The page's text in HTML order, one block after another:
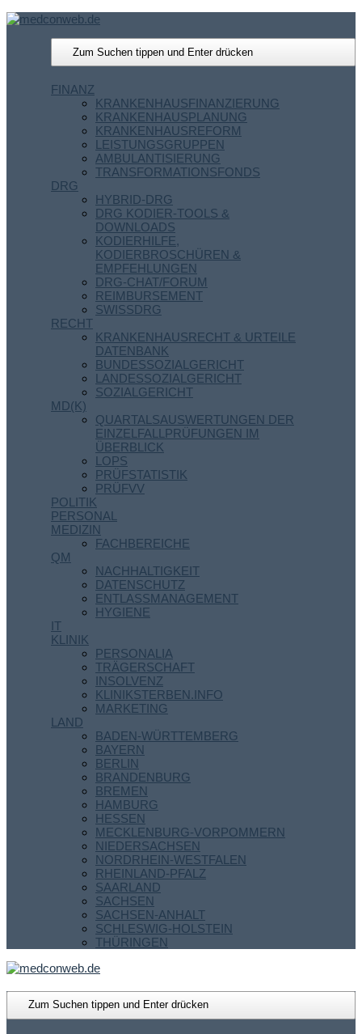
FINANZ
KRANKENHAUSFINANZIERUNG
KRANKENHAUSPLANUNG
KRANKENHAUSREFORM
LEISTUNGSGRUPPEN
AMBULANTISIERUNG
TRANSFORMATIONSFONDS
DRG
HYBRID-DRG
DRG KODIER-TOOLS &
DOWNLOADS
KODIERHILFE,
KODIERBROSCHÜREN &
EMPFEHLUNGEN
DRG-CHAT/FORUM
REIMBURSEMENT
SWISSDRG
RECHT
KRANKENHAUSRECHT & URTEILE
DATENBANK
BUNDESSOZIALGERICHT
LANDESSOZIALGERICHT
SOZIALGERICHT
MD(K)
QUARTALSAUSWERTUNGEN DER
EINZELFALLPRÜFUNGEN IM
ÜBERBLICK
LOPS
PRÜFSTATISTIK
PRÜFVV
POLITIK
PERSONAL
MEDIZIN
FACHBEREICHE
QM
NACHHALTIGKEIT
DATENSCHUTZ
ENTLASSMANAGEMENT
HYGIENE
IT
KLINIK
PERSONALIA
TRÄGERSCHAFT
INSOLVENZ
KLINIKSTERBEN.INFO
MARKETING
LAND
BADEN-WÜRTTEMBERG
BAYERN
BERLIN
BRANDENBURG
BREMEN
HAMBURG
HESSEN
MECKLENBURG-VORPOMMERN
NIEDERSACHSEN
NORDRHEIN-WESTFALEN
RHEINLAND-PFALZ
SAARLAND
SACHSEN
SACHSEN-ANHALT
SCHLESWIG-HOLSTEIN
THÜRINGEN